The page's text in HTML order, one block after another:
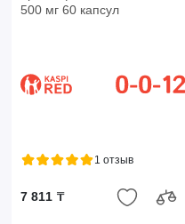
500 мг 60 капсул
1 отзыв
7 811 ₸